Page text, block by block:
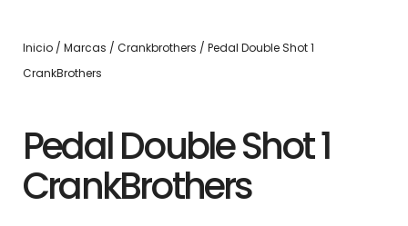
Inicio / Marcas / Crankbrothers / Pedal Double Shot 1
CrankBrothers
Pedal Double Shot 1
CrankBrothers